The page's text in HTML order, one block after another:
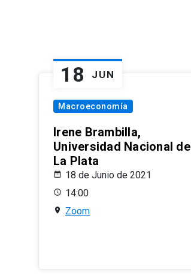
18 JUN
Macroeconomía
Irene Brambilla,
Universidad Nacional de
La Plata
18 de Junio de 2021
14:00
Zoom